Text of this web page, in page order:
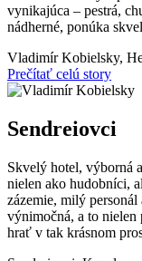
vynikajúca – pestrá,
nádherné, ponúka
Vladimír Kobielsky,
Prečítať celú story
Sendreiovci
Skvelý hotel, výborná
nielen ako hudobníci,
zázemie, milý
výnimočná, a to nielen
hrať v tak krásnom